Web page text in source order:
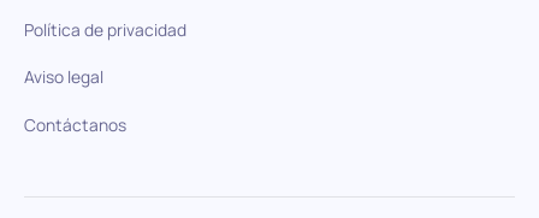
Política de privacidad
Aviso legal
Contáctanos